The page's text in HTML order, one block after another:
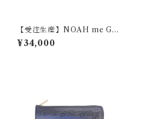
【受注生産】NOAH me GRA
DATION（カスタム）
¥34,000